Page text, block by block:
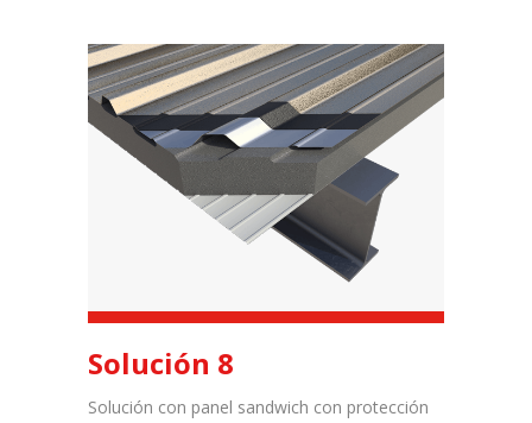
Solución 8
Solución con panel sandwich con protección